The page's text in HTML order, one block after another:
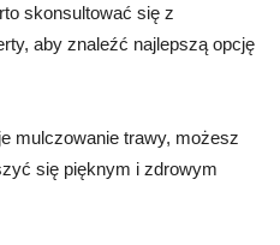
skonsultować się z
aby znaleźć najlepszą opcję
mulczowanie trawy, możesz
się pięknym i zdrowym